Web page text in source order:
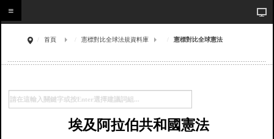
首頁 憲標對比全球法規資料庫 憲標對比全球憲法
埃及阿拉伯共和國憲法